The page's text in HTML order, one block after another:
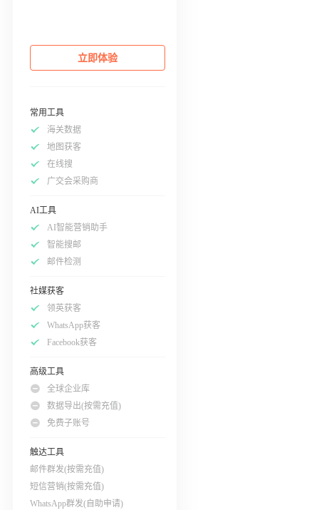
立即体验
常用工具
海关数据
地图获客
在线搜
广交会采购商
AI工具
AI智能营销助手
智能搜邮
邮件检测
社媒获客
领英获客
WhatsApp获客
Facebook获客
高级工具
全球企业库
数据导出(按需充值)
免费子账号
触达工具
邮件群发(按需充值)
短信营销(按需充值)
WhatsApp群发(自助申请)